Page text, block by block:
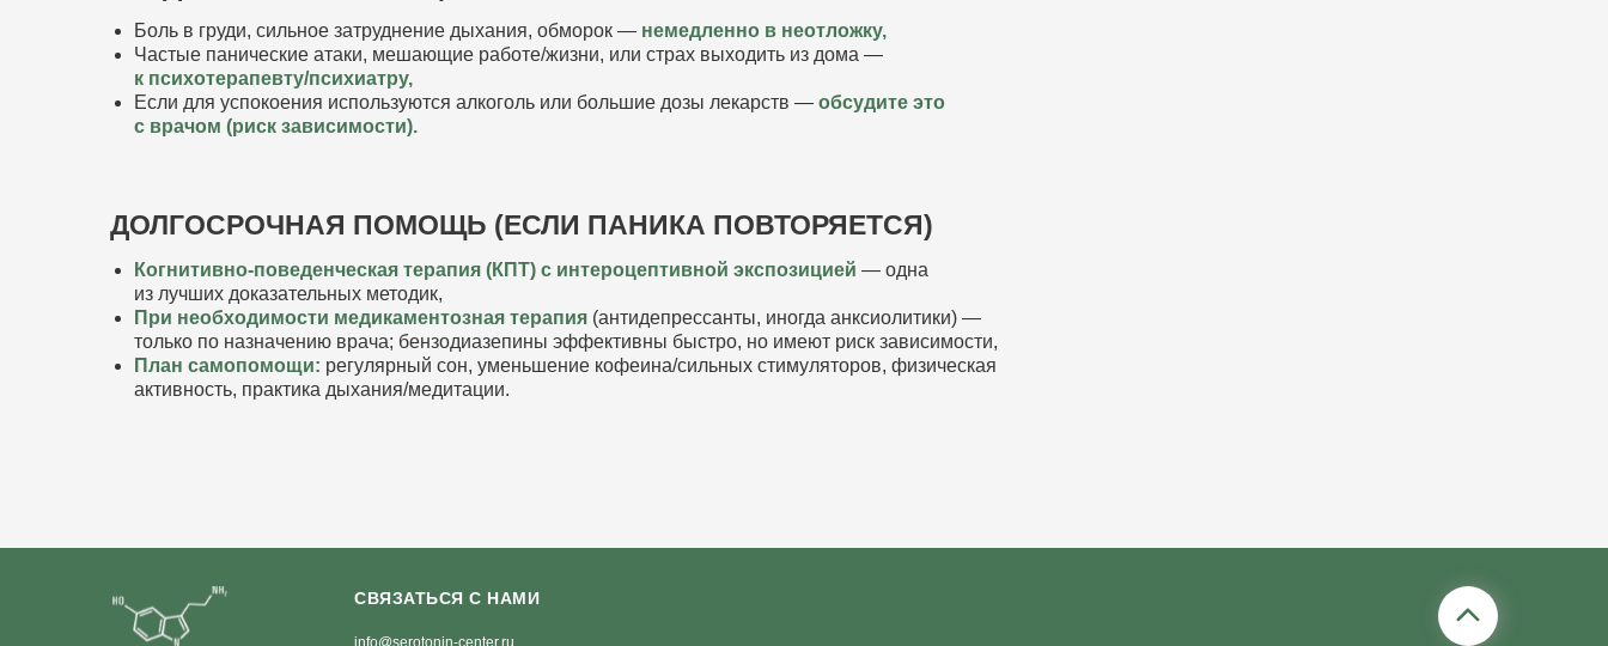
Боль в груди, сильное затруднение дыхания, обморок — немедленно в неотложку,
Частые панические атаки, мешающие работе/жизни, или страх выходить из дома —
к психотерапевту/психиатру,
Если для успокоения используются алкоголь или большие дозы лекарств — обсудите это
с врачом (риск зависимости).
ДОЛГОСРОЧНАЯ ПОМОЩЬ (ЕСЛИ ПАНИКА ПОВТОРЯЕТСЯ)
Когнитивно‑поведенческая терапия (КПТ) с интероцептивной экспозицией — одна
из лучших доказательных методик,
При необходимости медикаментозная терапия (антидепрессанты, иногда анксиолитики) —
только по назначению врача; бензодиазепины эффективны быстро, но имеют риск зависимости,
План самопомощи: регулярный сон, уменьшение кофеина/сильных стимуляторов, физическая
активность, практика дыхания/медитации.
info@serotonin-center.ru
СВЯЗАТЬСЯ С НАМИ